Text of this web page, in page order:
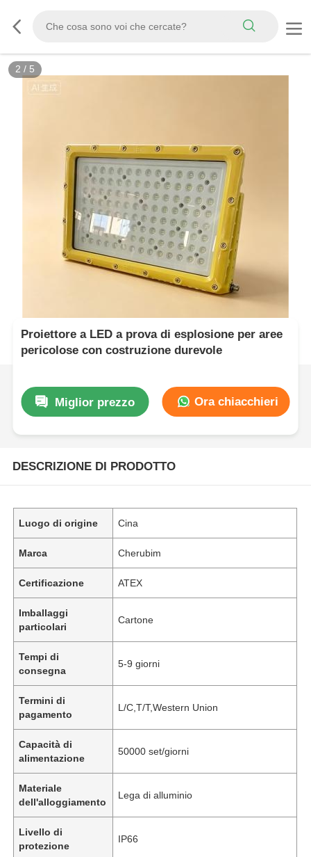
2 / 5
Proiettore a LED a prova di esplosione per aree
pericolose con costruzione durevole
Miglior prezzo Ora chiacchieri
DESCRIZIONE DI PRODOTTO
Luogo di origine Cina
Marca Cherubim
Certificazione ATEX
Imballaggi
particolari
Cartone
Tempi di
consegna
5-9 giorni
Termini di
pagamento
L/C,T/T,Western Union
Capacità di
alimentazione
50000 set/giorni
Materiale
dell'alloggiamento
Lega di alluminio
Livello di
protezione
IP66